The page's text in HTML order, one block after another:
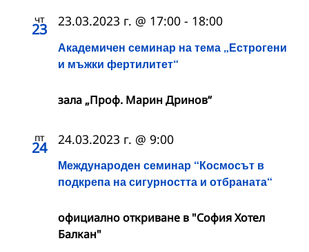
чт
23
Академичен семинар на тема „Естрогени
и мъжки фертилитет“
23.03.2023 г. @ 17:00 - 18:00
зала „Проф. Марин Дринов“
пт
24
Международeн семинар “Космосът в
подкрепа на сигурността и отбраната“
24.03.2023 г. @ 9:00
официално откриване в "София Хотел
Балкан"